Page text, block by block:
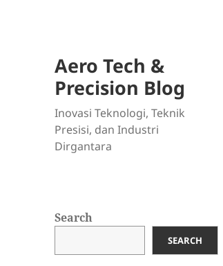
Aero Tech &
Precision Blog
Inovasi Teknologi, Teknik
Presisi, dan Industri
Dirgantara
Search
SEARCH